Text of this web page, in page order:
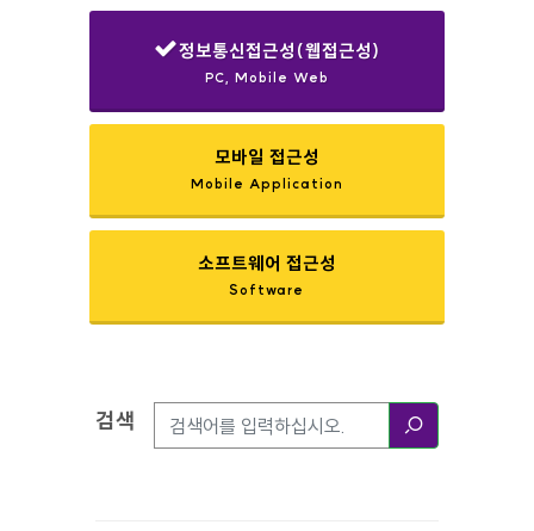
정보통신접근성(웹접근성)
PC, Mobile Web
모바일 접근성
Mobile Application
소프트웨어 접근성
Software
검색옵션
검색